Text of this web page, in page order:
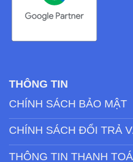
THÔNG TIN
CHÍNH SÁCH BẢO MẬT
CHÍNH SÁCH ĐỔI TRẢ
THÔNG TIN THANH